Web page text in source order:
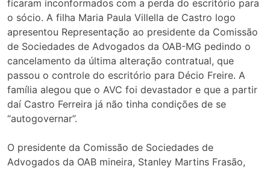
ficaram inconformados com a perda do escritório para
o sócio. A filha Maria Paula Villella de Castro logo
apresentou Representação ao presidente da Comissão
de Sociedades de Advogados da OAB-MG pedindo o
cancelamento da última alteração contratual, que
passou o controle do escritório para Décio Freire. A
família alegou que o AVC foi devastador e que a partir
daí Castro Ferreira já não tinha condições de se
“autogovernar”.
O presidente da Comissão de Sociedades de
Advogados da OAB mineira, Stanley Martins Frasão,